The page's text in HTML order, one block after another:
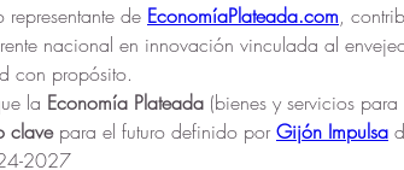
representante de EconomíaPlateada.com,
nacional en innovación vinculada al
con propósito.
la Economía Plateada (bienes y servicios
clave para el futuro definido por Gijón Impulsa
2027